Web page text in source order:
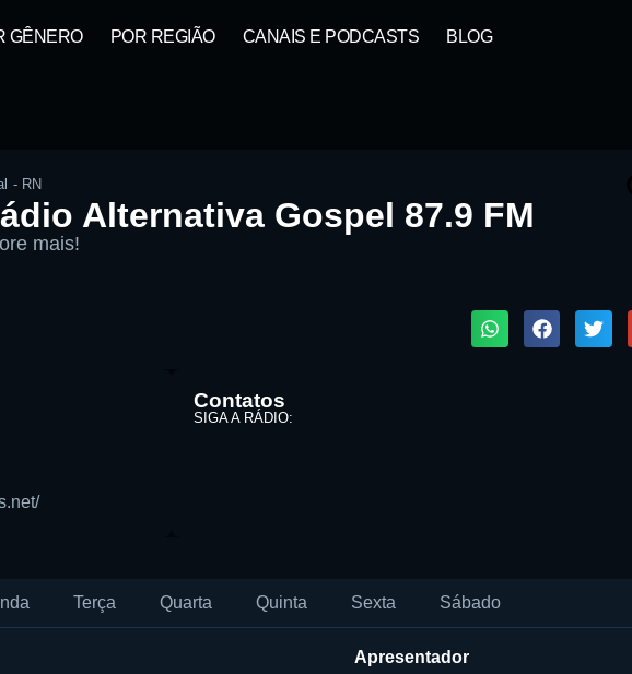
GÊNERO POR REGIÃO CANAIS E PODCASTS BLOG
- RN
Alternativa Gospel 87.9 FM
mais!
Contatos
SIGA A RÁDIO:
Terça Quarta Quinta Sexta Sábado
Apresentador